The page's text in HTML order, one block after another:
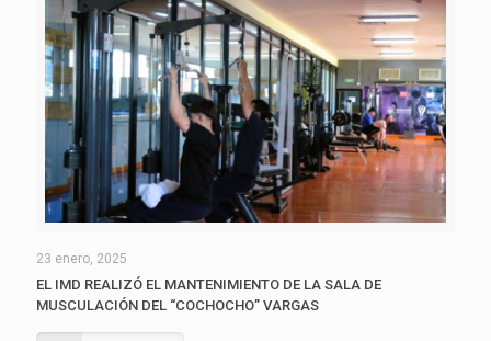
23 enero, 2025
EL IMD REALIZÓ EL MANTENIMIENTO DE LA SALA DE
MUSCULACIÓN DEL “COCHOCHO” VARGAS